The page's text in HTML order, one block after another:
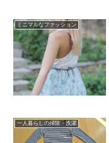
ミニマルなファッション
一人暮らしの掃除・洗濯